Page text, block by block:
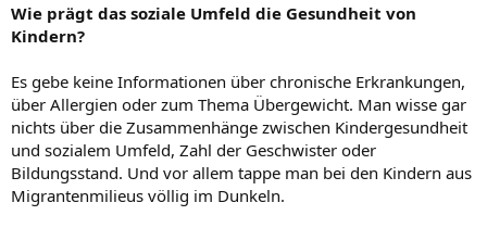
Wie prägt das soziale Umfeld die Gesundheit von
Kindern?
Es gebe keine Informationen über chronische Erkrankungen,
über Allergien oder zum Thema Übergewicht. Man wisse gar
nichts über die Zusammenhänge zwischen Kindergesundheit
und sozialem Umfeld, Zahl der Geschwister oder
Bildungsstand. Und vor allem tappe man bei den Kindern aus
Migrantenmilieus völlig im Dunkeln.